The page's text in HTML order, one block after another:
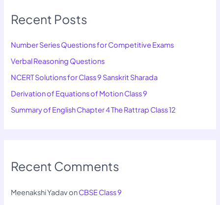
Recent Posts
Number Series Questions for Competitive Exams
Verbal Reasoning Questions
NCERT Solutions for Class 9 Sanskrit Sharada
Derivation of Equations of Motion Class 9
Summary of English Chapter 4 The Rattrap Class 12
Recent Comments
Meenakshi YadavonCBSE Class 9